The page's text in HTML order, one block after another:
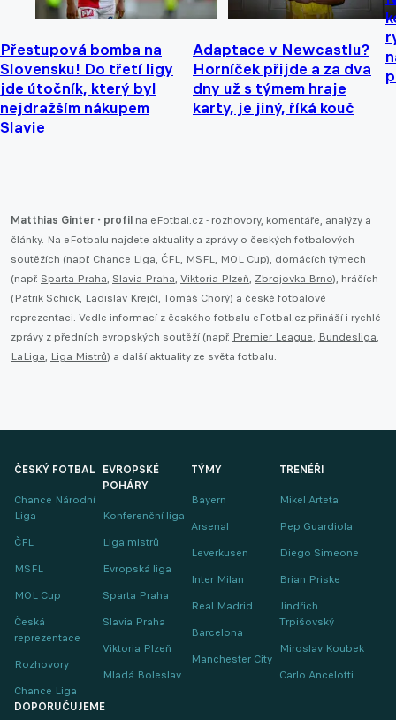
Přestupová bomba na
Slovensku! Do třetí ligy
jde útočník, který byl
nejdražším nákupem
Slavie
Adaptace v Newcastlu?
Horníček přijde a za dva
dny už s týmem hraje
karty, je jiný, říká kouč
Matthias Ginter - profil na eFotbal.cz - rozhovory, komentáře, analýzy a
články. Na eFotbalu najdete aktuality a zprávy o českých fotbalových
soutěžích (např. Chance Liga, ČFL, MSFL, MOL Cup), domácích týmech
(např. Sparta Praha, Slavia Praha, Viktoria Plzeň, Zbrojovka Brno), hráčích
(Patrik Schick, Ladislav Krejčí, Tomáš Chorý) a české fotbalové
reprezentaci. Vedle informací z českého fotbalu eFotbal.cz přináší i rychlé
zprávy z předních evropských soutěží (např. Premier League, Bundesliga,
LaLiga, Liga Mistrů) a další aktuality ze světa fotbalu.
ČESKÝ FOTBAL
Chance Národní
Liga
ČFL
MSFL
MOL Cup
Česká
reprezentace
Rozhovory
Chance Liga
EVROPSKÉ
POHÁRY
Konferenční liga
Liga mistrů
Evropská liga
Sparta Praha
Slavia Praha
Viktoria Plzeň
Mladá Boleslav
TÝMY
Bayern
Arsenal
Leverkusen
Inter Milan
Real Madrid
Barcelona
Manchester City
TRENÉŘI
Mikel Arteta
Pep Guardiola
Diego Simeone
Brian Priske
Jindřich
Trpišovský
Miroslav Koubek
Carlo Ancelotti
DOPORUČUJEME